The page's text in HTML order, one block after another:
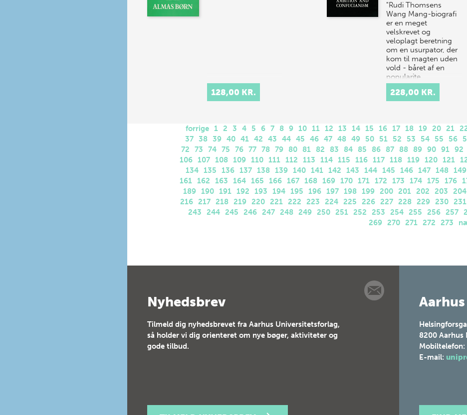
128,00 KR.
"Rudi Thomsens
Wang Mang-biografi
er en meget
velskrevet og
veloplagt beretning
om en usurpator, der
kom til magten uden
vold - båret af en
popularite…
228,00 KR.
forrige 1 2 3 4 5 6 7 8 9 10 11 12 13 14 15 16 17 18 19 20 21
37 38 39 40 41 42 43 44 45 46 47 48 49 50 51 52 53 54 55 56
72
73 74 75 76 77 78 79 80 81 82 83 84 85 86 87 88 89 90 91 92
106 107 108 109 110 111 112 113 114 115 116 117 118 119 120 121
134 135 136 137 138 139 140 141 142 143 144 145 146 147 148 149
161 162 163 164 165 166 167 168 169 170 171 172 173 174 175 176
189 190 191 192 193 194 195 196 197 198 199 200 201 202 203 204
216 217 218 219 220 221 222 223 224 225 226 227 228 229 230 231
243
244 245 246 247 248 249 250 251 252 253 254 255 256 257
269 270 271 272 273
Nyhedsbrev
Tilmeld dig nyhedsbrevet fra Aarhus Universitetsforlag,
så holder vi dig orienteret om nye bøger, aktiviteter og
gode tilbud.
8200 Aarhus
Mobiltelefon:
E-mail: